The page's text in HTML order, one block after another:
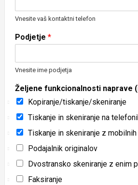
Vnesite vaš kontaktni telefon
Podjetje *
Vnesite ime podjetja
Željene funkcionalnosti naprave
Kopiranje/tiskanje/skeniranje
Tiskanje in skeniranje na
Tiskanje in skeniranje z mobilnih
Podajalnik originalov
Dvostransko skeniranje z enim
Faksiranje